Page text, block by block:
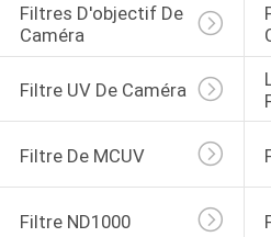
Filtres D'objectif De
Caméra
Filtre UV De Caméra
Filtre De MCUV
Filtre ND1000